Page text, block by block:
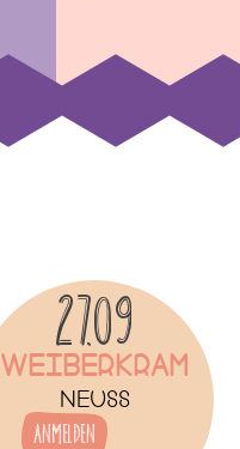
27.09
Weiberkram
Neuss
Anmelden